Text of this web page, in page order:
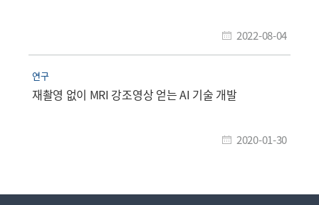
2022-08-04
연구
재촬영 없이 MRI 강조영상 얻는 AI 기술 개발
2020-01-30